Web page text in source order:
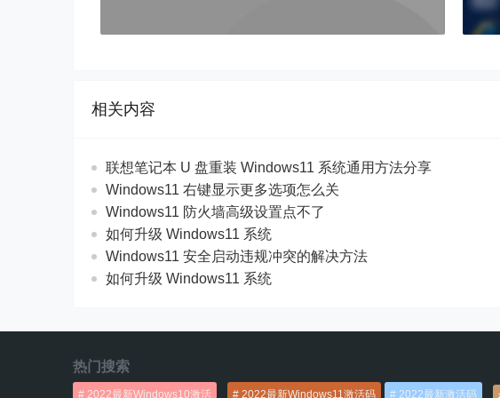
相关内容
联想笔记本 U 盘重装 Windows11 系统通用方法分享
Windows11 右键显示更多选项怎么关
Windows11 防火墙高级设置点不了
如何升级 Windows11 系统
Windows11 安全启动违规冲突的解决方法
如何升级 Windows11 系统
热门搜索
2022最新Windows10激活 2022最新Windows11激活码 2022最新激活码